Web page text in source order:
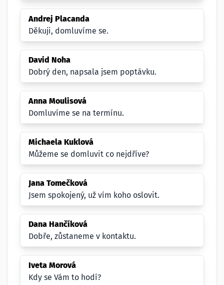
Andrej Placanda
Děkuji, domluvíme se.
David Noha
Dobrý den, napsala jsem poptávku.
Anna Moulisová
Domluvíme se na termínu.
Michaela Kuklová
Můžeme se domluvit co nejdříve?
Jana Tomečková
Jsem spokojený, už vím koho oslovit.
Dana Hančíková
Dobře, zůstaneme v kontaktu.
Iveta Morová
Kdy se Vám to hodí?